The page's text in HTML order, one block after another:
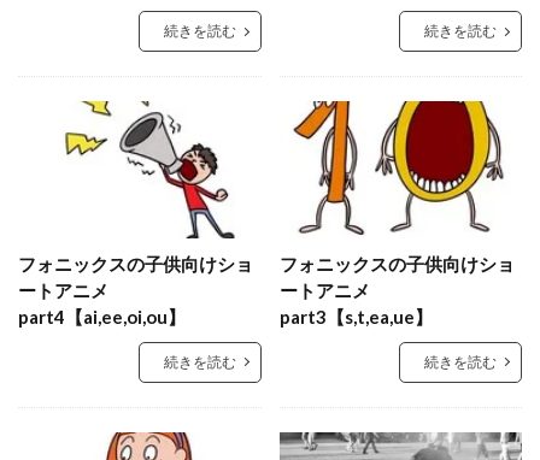
続きを読む 続きを読む
フォニックスの子供向けショ
ートアニメ
part4【ai,ee,oi,ou】
続きを読む
フォニックスの子供向けショ
ートアニメ
part3【s,t,ea,ue】
続きを読む